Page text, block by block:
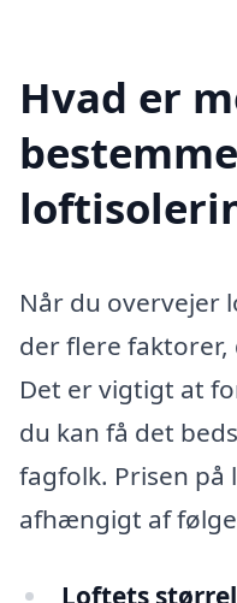
Hvad er
Når du overvejer
der flere faktorer,
Det er vigtigt at
du kan få det
fagfolk. Prisen
afhængigt af
Loftets